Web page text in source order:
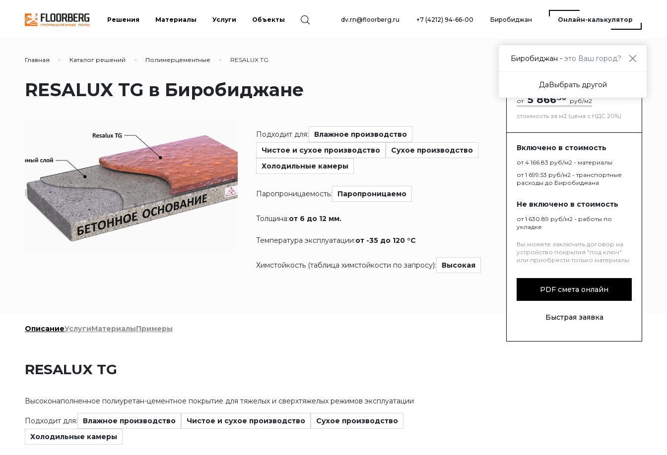
Решения Материалы Услуги Объекты dv.rn@floorberg.ru +7 (4212) 94-66-00 Биробиджан Онлайн-калькулятор
Главная Каталог решений Полимерцементные RESALUX TG
RESALUX TG в Биробиджане
Подходит для:
Влажное производство
Чистое и сухое производство
Сухое производство
Холодильные камеры
Паропроницаемость: Паропроницаемо
Толщина:от 6 до 12 мм.
Температура эксплуатации:от -35 до 120 °C
Химстойкость (таблица химстойкости по запросу): Высокая
от 5 866.36 руб/м2
стоимость за м2 (цена с НДС 20%)
Включено в стоимость
от 4 166.83 руб/м2 - материалы
от 1 699.53 руб/м2 - транспортные
расходы до Биробиджана
Не включено в стоимость
от 1 630.89 руб/м2 - работы по
укладке
Вы можете заключить договор на
устройство покрытия "под ключ"
или приобрести только материалы
PDF смета онлайн
Быстрая заявка
ОписаниеУслугиМатериалыПримеры
RESALUX TG
Высоконаполненное полиуретан-цементное покрытие для тяжелых и сверхтяжелых режимов эксплуатации
Подходит для: Влажное производство Чистое и сухое производство
Сухое производство
Холодильные камеры
Биробиджан - это Ваш город?
ДаВыбрать другой